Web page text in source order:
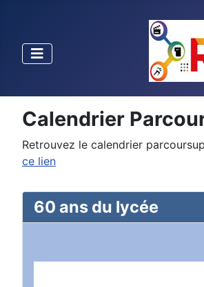
Calendrier
Retrouvez le calendrier
ce lien
60 ans du lycée